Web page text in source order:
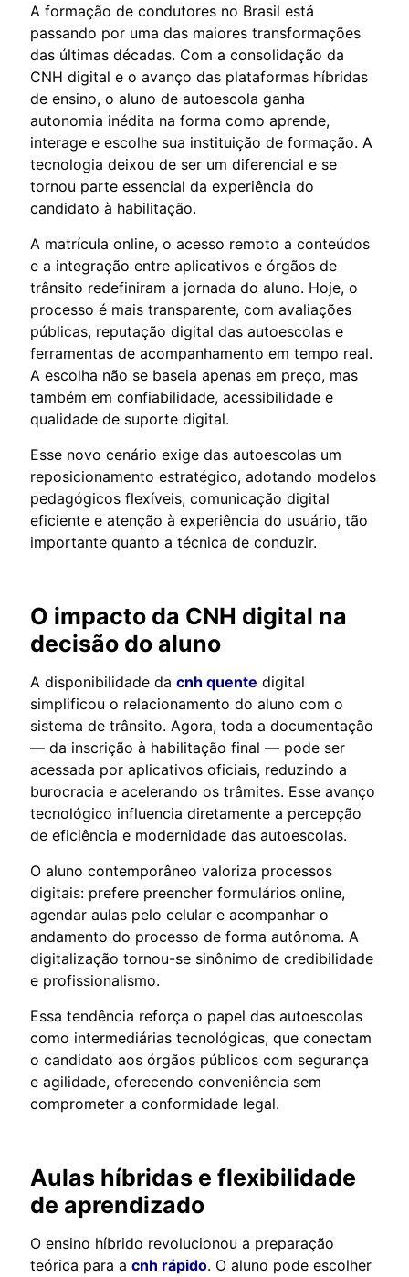
A formação de condutores no Brasil está
passando por uma das maiores transformações
das últimas décadas. Com a consolidação da
CNH digital e o avanço das plataformas híbridas
de ensino, o aluno de autoescola ganha
autonomia inédita na forma como aprende,
interage e escolhe sua instituição de formação. A
tecnologia deixou de ser um diferencial e se
tornou parte essencial da experiência do
candidato à habilitação.
A matrícula online, o acesso remoto a conteúdos
e a integração entre aplicativos e órgãos de
trânsito redefiniram a jornada do aluno. Hoje, o
processo é mais transparente, com avaliações
públicas, reputação digital das autoescolas e
ferramentas de acompanhamento em tempo real.
A escolha não se baseia apenas em preço, mas
também em confiabilidade, acessibilidade e
qualidade de suporte digital.
Esse novo cenário exige das autoescolas um
reposicionamento estratégico, adotando modelos
pedagógicos flexíveis, comunicação digital
eficiente e atenção à experiência do usuário, tão
importante quanto a técnica de conduzir.
O impacto da CNH digital na
decisão do aluno
A disponibilidade da cnh quente digital
simplificou o relacionamento do aluno com o
sistema de trânsito. Agora, toda a documentação
— da inscrição à habilitação final — pode ser
acessada por aplicativos oficiais, reduzindo a
burocracia e acelerando os trâmites. Esse avanço
tecnológico influencia diretamente a percepção
de eficiência e modernidade das autoescolas.
O aluno contemporâneo valoriza processos
digitais: prefere preencher formulários online,
agendar aulas pelo celular e acompanhar o
andamento do processo de forma autônoma. A
digitalização tornou-se sinônimo de credibilidade
e profissionalismo.
Essa tendência reforça o papel das autoescolas
como intermediárias tecnológicas, que conectam
o candidato aos órgãos públicos com segurança
e agilidade, oferecendo conveniência sem
comprometer a conformidade legal.
Aulas híbridas e flexibilidade
de aprendizado
O ensino híbrido revolucionou a preparação
teórica para a cnh rápido. O aluno pode escolher